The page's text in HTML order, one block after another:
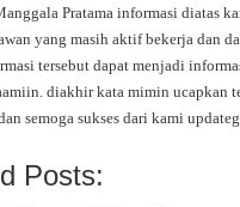
Pratama informasi diatas
yang masih aktif bekerja dan
tersebut dapat menjadi
diakhir kata mimin ucapkan
semoga sukses dari kami
Posts: